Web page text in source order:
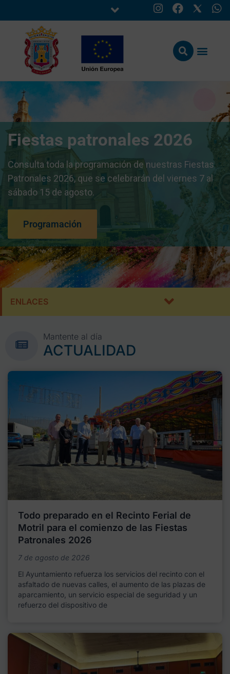
Fiestas patronales 2026
Consulta toda la programación de nuestras Fiestas
Patronales 2026, que se celebrarán del viernes 7 al
sábado 15 de agosto.
Programación
ENLACES
Mantente al día
ACTUALIDAD
Todo preparado en el Recinto Ferial de
Motril para el comienzo de las Fiestas
Patronales 2026
7 de agosto de 2026
El Ayuntamiento refuerza los servicios del recinto con el
asfaltado de nuevas calles, el aumento de las plazas de
aparcamiento, un servicio especial de seguridad y un
refuerzo del dispositivo de